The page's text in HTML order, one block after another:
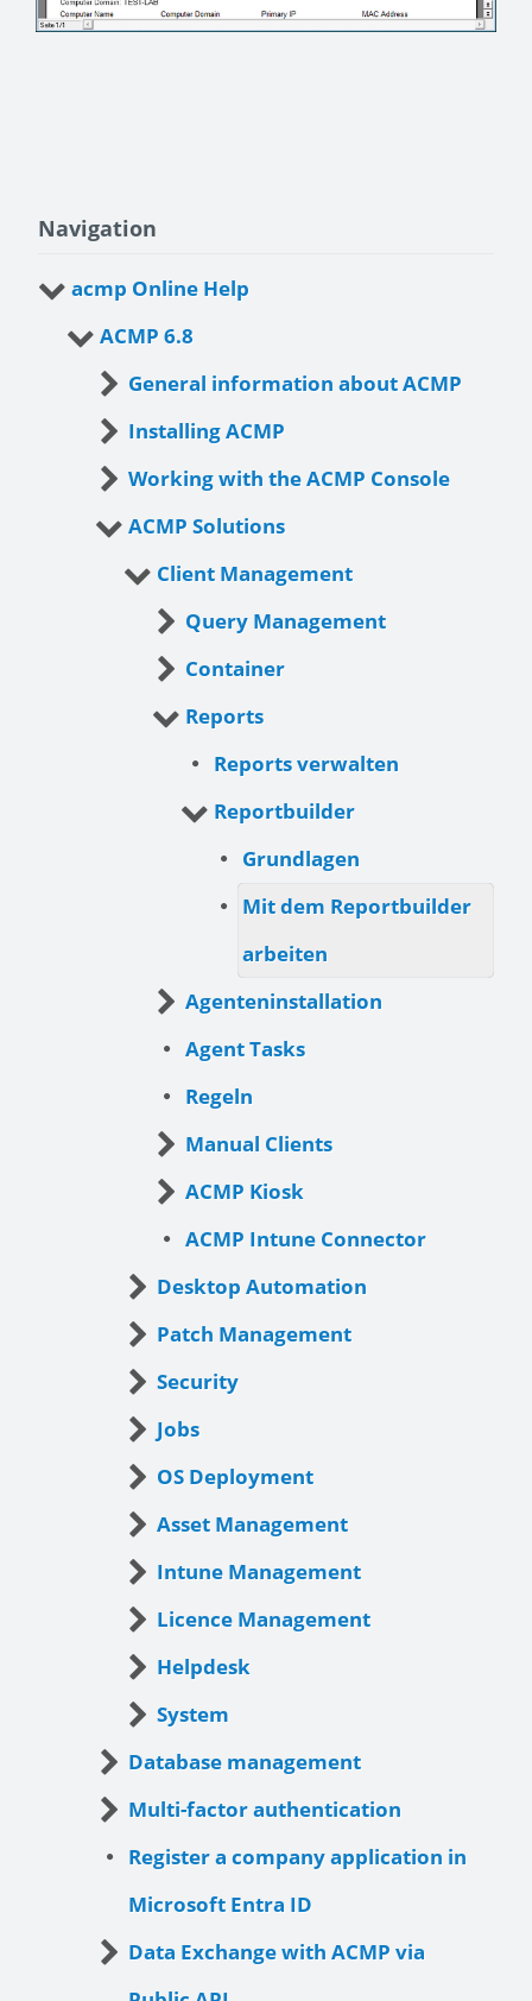
Navigation
acmp Online Help
ACMP 6.8
General information about ACMP
Installing ACMP
Working with the ACMP Console
ACMP Solutions
Client Management
Query Management
Container
Reports
Reports verwalten
Reportbuilder
Grundlagen
Mit dem Reportbuilder
arbeiten
Agenteninstallation
Agent Tasks
Regeln
Manual Clients
ACMP Kiosk
ACMP Intune Connector
Desktop Automation
Patch Management
Security
Jobs
OS Deployment
Asset Management
Intune Management
Licence Management
Helpdesk
System
Database management
Multi-factor authentication
Register a company application in
Microsoft Entra ID
Data Exchange with ACMP via